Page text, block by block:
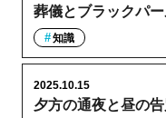
葬儀とブラックパ
知識
夕方の通夜と昼の
2025.10.15